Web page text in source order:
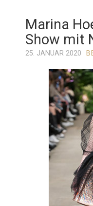
Marina
Show mit
25. JANUAR 2020